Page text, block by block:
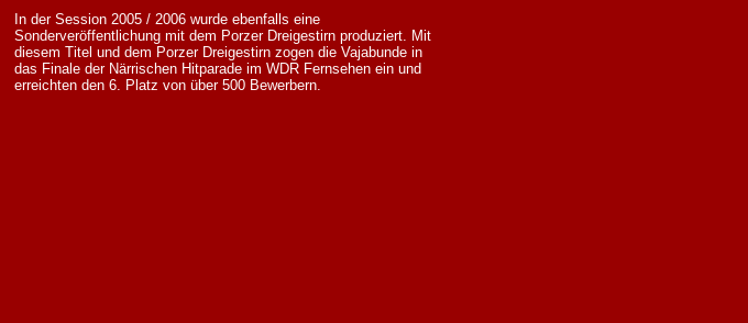
In der Session 2005 / 2006 wurde ebenfalls eine
Sonderveröffentlichung mit dem Porzer Dreigestirn produziert. Mit
diesem Titel und dem Porzer Dreigestirn zogen die Vajabunde in
das Finale der Närrischen Hitparade im WDR Fernsehen ein und
erreichten den 6. Platz von über 500 Bewerbern.